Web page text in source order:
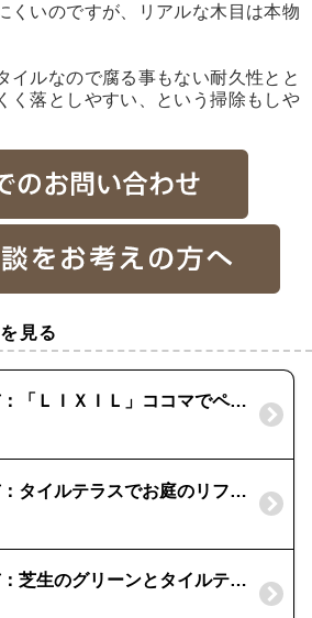
くいのですが、リアルな木目は本物
イルなので腐る事もない耐久性とと
く落としやすい、という掃除もしや
見る
桜井市：「ＬＩＸＩＬ」ココマでペットも喜ぶお庭づくりを！
奈良市：タイルテラスでお庭のリフォーム｜癒しの芝生
奈良市：芝生のグリーンとタイルテラス｜水はけ改善